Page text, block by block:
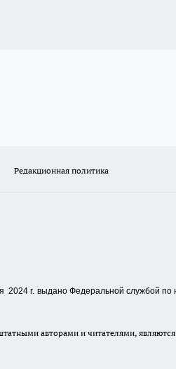
Редакционная политика
2024 г. выдано Федеральной службой по
авторами и читателями,